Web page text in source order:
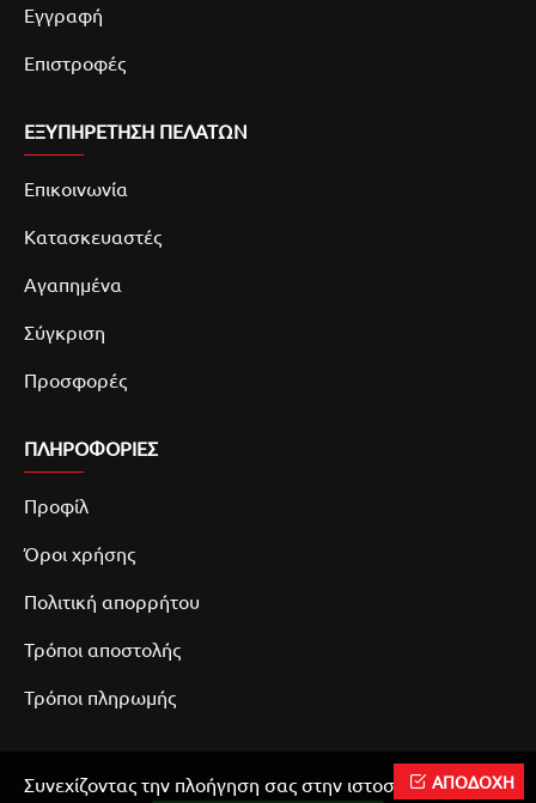
Εγγραφή
Επιστροφές
ΕΞΥΠΗΡΕΤΗΣΗ ΠΕΛΑΤΩΝ
Επικοινωνία
Κατασκευαστές
Αγαπημένα
Σύγκριση
Προσφορές
ΠΛΗΡΟΦΟΡΙΕΣ
Προφίλ
Όροι χρήσης
Πολιτική απορρήτου
Τρόποι αποστολής
Τρόποι πληρωμής
ΑΠΟΔΟΧΗ
Συνεχίζοντας την πλοήγηση σας στην ιστοσελίδα μας